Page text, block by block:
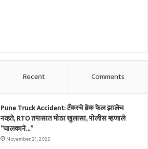
Recent Comments
Pune Truck Accident: टँकरचे ब्रेक फेल झालेच
नव्हते, RTO तपासात मोठा खुलासा, पोलीस म्हणाले
“चालकाने…”
November 21, 2022